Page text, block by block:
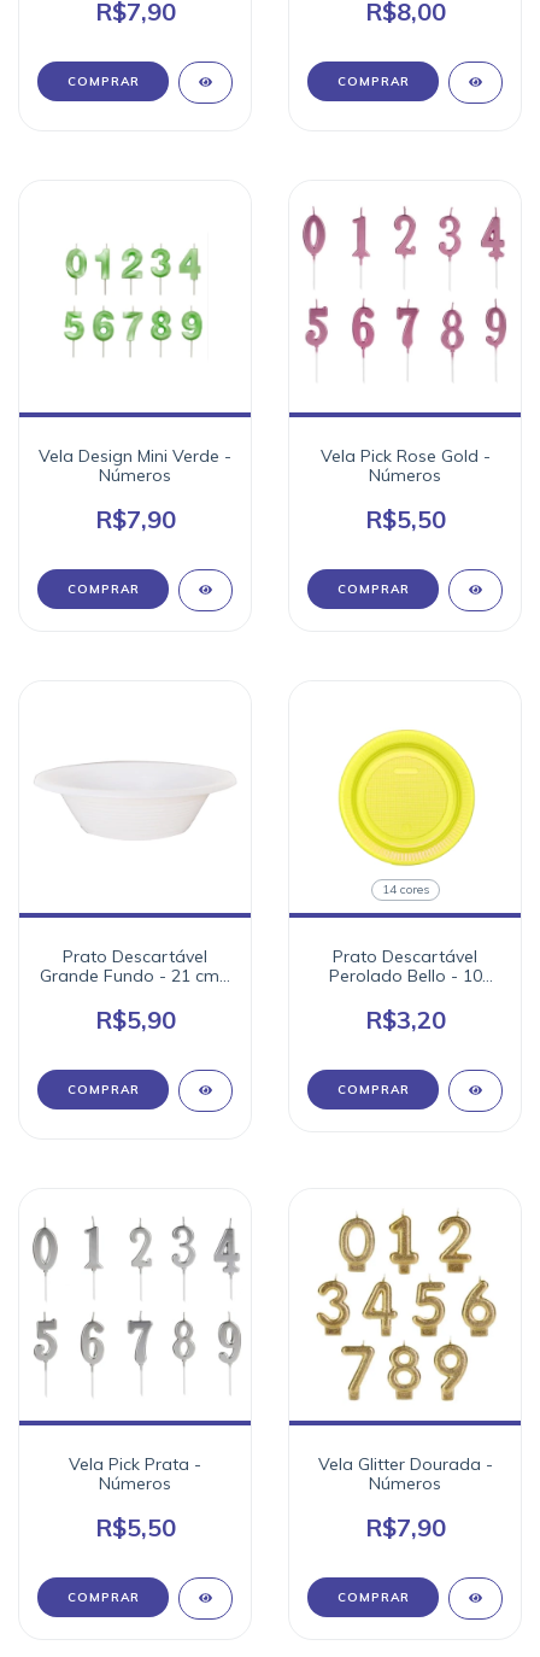
R$7,90 R$8,00
Vela Design Mini Verde -
Números
R$7,90
COMPRAR
Vela Pick Rose Gold -
Números
R$5,50
COMPRAR
Prato Descartável
Grande Fundo - 21 cm -
R$5,90
14 cores
Prato Descartável
Perolado Bello - 10
R$3,20
COMPRAR
Vela Pick Prata -
Números
R$5,50
COMPRAR
Vela Glitter Dourada -
Números
R$7,90
COMPRAR